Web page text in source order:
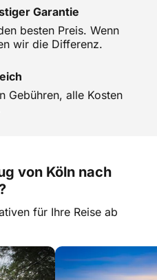
Garantie
besten Preis. Wenn
wir die Differenz.
Gebühren, alle Kosten
von Köln nach
für Ihre Reise ab